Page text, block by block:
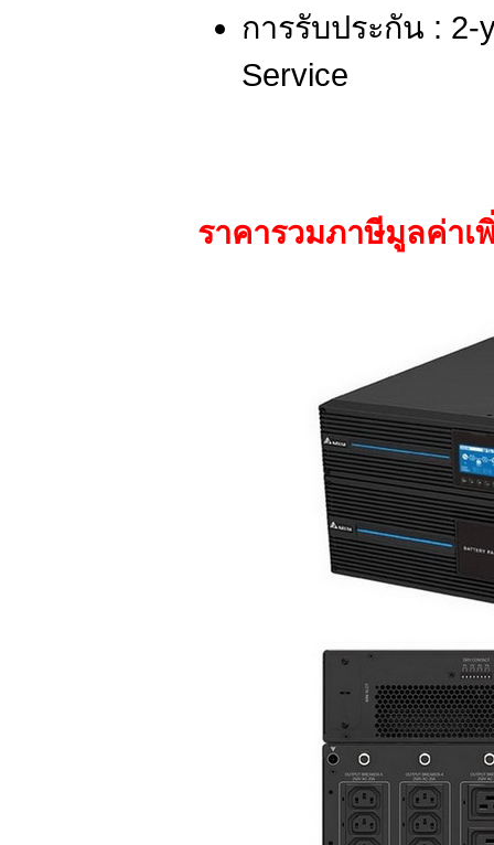
การรับประกัน : 2-
Service
ราคารวมภาษีมูลค่าเ